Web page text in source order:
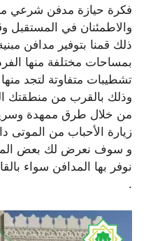
فكرة حيازة مدفن شرعي
والاطمئنان في المستقبل
ذلك قمنا بتوفير مدافن
بمساحات مختلفة منها
تشطيبات متفاوتة لتجد
وذلك بالقرب من منطقتك
من خلال طرق ممهدة
زيارة الأحباب من الموتى
و سوف نعرض لك بعض
نوفر بها المدافن سواء
.